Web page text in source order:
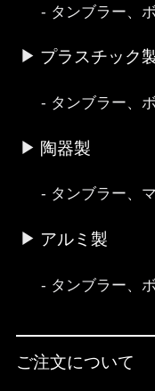
タンブラー、
プラスチック
タンブラー、
陶器製
タンブラー、
アルミ製
タンブラー、
ご注文について